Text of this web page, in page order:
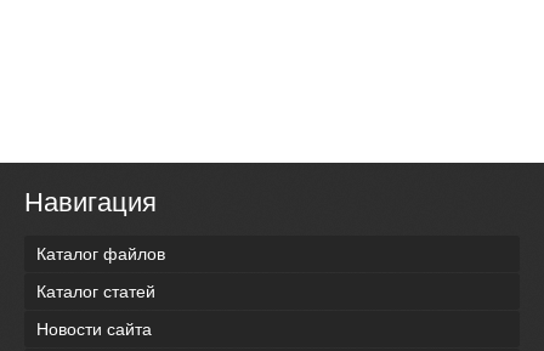
Навигация
Каталог файлов
Каталог статей
Новости сайта